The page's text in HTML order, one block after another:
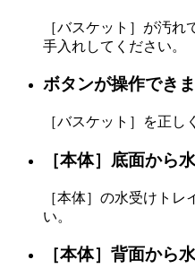
［バスケット］が汚
手入れしてください。
ボタンが操作できま
［バスケット］を正し
［本体］底面から
［本体］の水受けトレ
い。
［本体］背面から